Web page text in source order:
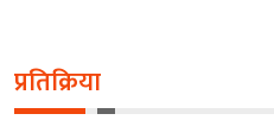
प्रतिक्रिया